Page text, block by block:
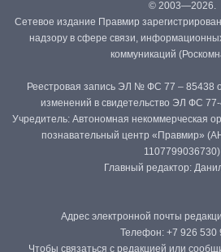
© 2003—2026.
Сетевое издание Правмир
надзору в сфере связи,
коммуникаций
Реестровая запись ЭЛ № ФС 77 – 85438
изменений в свидетельство ЭЛ ФС 77-
Учредитель: Автономная некоммерческая
познавательный центр «Правмир»
1107799036730)
Главный редактор:
Адрес электронной почты
Телефон: +7 926 530
Чтобы связаться с редакцией или